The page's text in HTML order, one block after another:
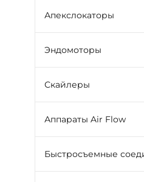
Апекслокаторы
Эндомоторы
Скайлеры
Аппараты Air Flow
Быстросъемные